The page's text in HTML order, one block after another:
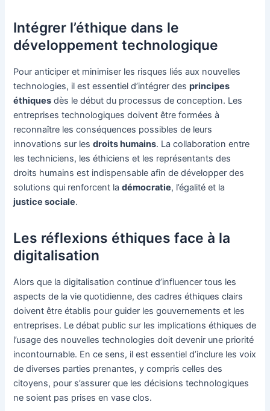
Intégrer l’éthique dans le
développement technologique
Pour anticiper et minimiser les risques liés aux nouvelles
technologies, il est essentiel d’intégrer desprincipes
éthiques dès le début du processus de conception. Les
entreprises technologiques doivent être formées à
reconnaître les conséquences possibles de leurs
innovations sur lesdroits humains. La collaboration entre
les techniciens, les éthiciens et les représentants des
droits humains est indispensable afin de développer des
solutions qui renforcent ladémocratie, l’égalité et la
justice sociale.
Les réflexions éthiques face à la
digitalisation
Alors que la digitalisation continue d’influencer tous les
aspects de la vie quotidienne, des cadres éthiques clairs
doivent être établis pour guider les gouvernements et les
entreprises. Le débat public sur les implications éthiques de
l’usage des nouvelles technologies doit devenir une priorité
incontournable. En ce sens, il est essentiel d’inclure les voix
de diverses parties prenantes, y compris celles des
citoyens, pour s’assurer que les décisions technologiques
ne soient pas prises en vase clos.